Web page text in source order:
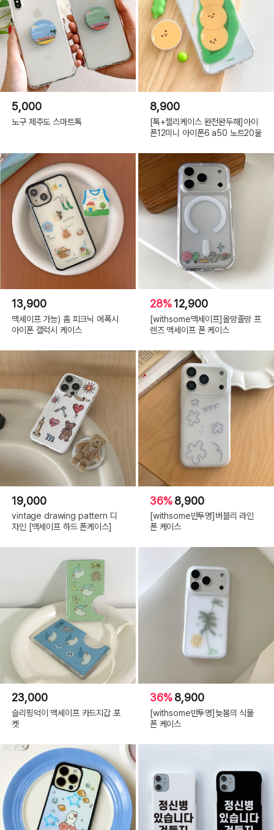
5,000
노구 제주도 스마트톡
8,900
[톡+젤리케이스 완전완두해]아이
폰12미니 아이폰6 a50 노트20울
13,900
맥세이프 가능) 홈 피크닉 에폭시
아이폰 갤럭시 케이스
28%12,900
[withsome맥세이프]올망졸망 프
렌즈 맥세이프 폰 케이스
19,000
vintage drawing pattern 디
자인 [맥세이프 하드 폰케이스]
36%8,900
[withsome반투명]버블리 라인
폰 케이스
23,000
슬리핑덕이 맥세이프 카드지갑 포
켓
36%8,900
[withsome반투명]늦봄의 식물
폰 케이스